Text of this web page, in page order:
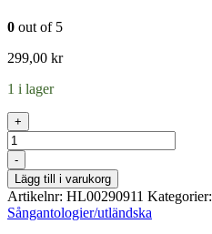
0 out of 5
299,00 kr
1 i lager
+
Antal
-
Lägg till i varukorg
Artikelnr: HL00290911 Kategorier:
Sångantologier/utländska